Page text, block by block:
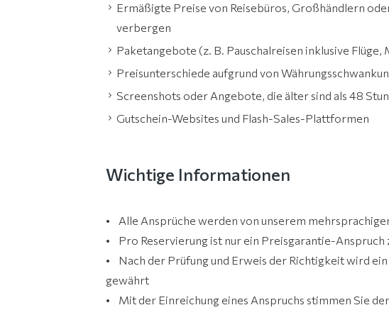
Ermäßigte Preise von Reisebüros, Großhändlern
verbergen
Paketangebote (z. B. Pauschalreisen inklusive Flüge,
Preisunterschiede aufgrund von
Screenshots oder Angebote, die älter sind als 48
Gutschein-Websites und Flash-Sales-Plattformen
Wichtige Informationen
• Alle Ansprüche werden von unserem
• Pro Reservierung ist nur ein Preisgarantie-Anspruch
• Nach der Prüfung und Erweis der Richtigkeit wird
gewährt
• Mit der Einreichung eines Anspruchs stimmen Sie